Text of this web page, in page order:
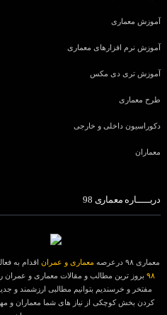
آموزش معماری
آموزش نرم افزارهای معماری
آموزش تری دی مکس
طرح معماری
دکوراسیون داخلی و خارجی
معماران
دربـــــاره معماری 98
معماری ۹۸ درعرصه معماری و عمران اقدام به
۹۸ بروز ترین مطالب و مقالات معماری و عمران
مفتخر و خرسندیم بتوانیم مطالبی ارزشمند و
کردن بخش کوچکی از نیاز های شما معماران و